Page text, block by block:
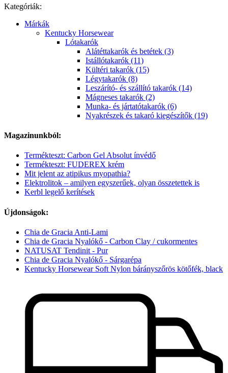
Kategóriák:
Márkák
Kentucky Horsewear
Lótakarók
Alátéttakarók és betétek (3)
Istállótakarók (11)
Kültéri takarók (15)
Légytakarók (8)
Leszárító- és szállító takarók (14)
Mágneses takarók (2)
Munka- és jártatótakarók (6)
Nyakrészek és takaró kiegészítők (19)
Magazinunkból:
Termékteszt: Carbon Gel Absolut ínvédő
Termékteszt: FUDEREX krém
Mit jelent az atipikus myopathia?
Elektrolitok – amilyen egyszerűek, olyan összetettek is
Kerbl legelő kerítések
Újdonságok:
Chia de Gracia Anti-Lami
Chia de Gracia Nyalókő - Carbon Clay / cukormentes
NATUSAT Tendinit - Pur
Chia de Gracia Nyalókő - Sárgarépa
Kentucky Horsewear Soft Nylon bárányszőrös kötőfék, black